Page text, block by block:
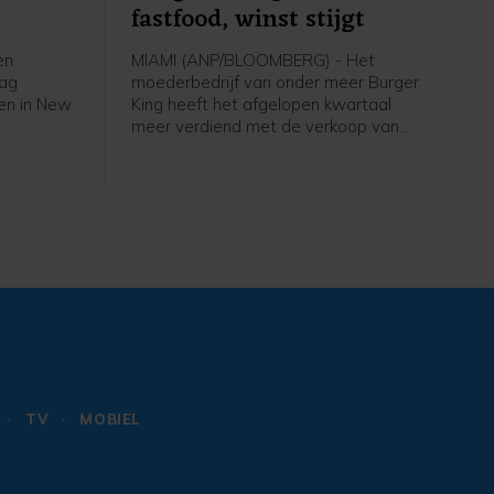
in New
fastfood, winst stijgt
MIAMI (ANP/BLOOMBERG) - Het
moederbedrijf van onder meer Burger
King heeft het afgelopen kwartaal
meer verdiend met de verkoop van
TV
MOBIEL